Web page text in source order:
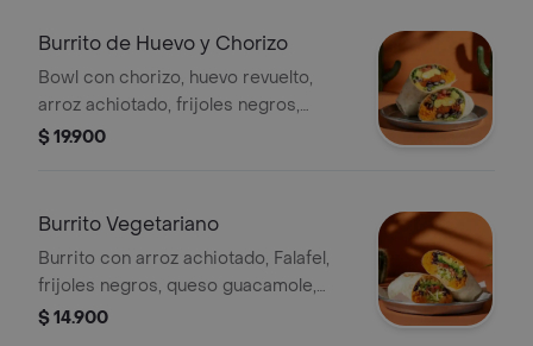
Burrito de Huevo y Chorizo
Bowl con chorizo, huevo revuelto,
arroz achiotado, frijoles negros,
queso, guacamole, pico de gallo,
$ 19.900
Burrito Vegetariano
Burrito con arroz achiotado, Falafel,
frijoles negros, queso guacamole,
pico de gallo, lechuga, totopos
$ 14.900